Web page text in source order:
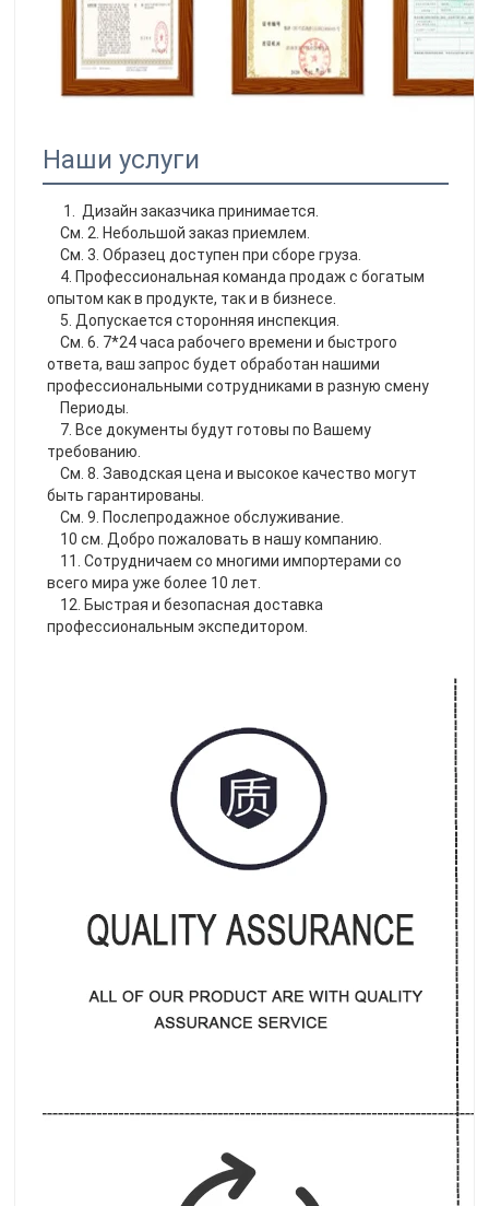
Наши услуги
1.  Дизайн заказчика принимается.
См. 2. Небольшой заказ приемлем.
См. 3. Образец доступен при сборе груза.
опытом как в продукте, так и в бизнесе.
5. Допускается сторонняя инспекция.
ответа, ваш запрос будет обработан нашими
профессиональными сотрудниками в разную смену
Периоды.
требованию.
быть гарантированы.
См. 9. Послепродажное обслуживание.
10 см. Добро пожаловать в нашу компанию.
всего мира уже более 10 лет.
профессиональным экспедитором.